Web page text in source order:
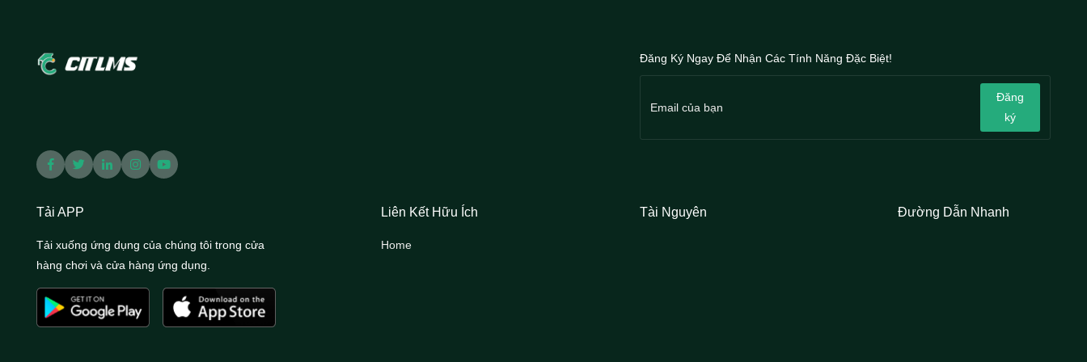
Đăng Ký Ngay Để Nhận Các Tính Năng Đặc Biệt!
Đăng
ký
Liên Kết Hữu Ích
Home
Tài Nguyên Đường Dẫn Nhanh
Tải APP
Tải xuống ứng dụng của chúng tôi trong cửa
hàng chơi và cửa hàng ứng dụng.